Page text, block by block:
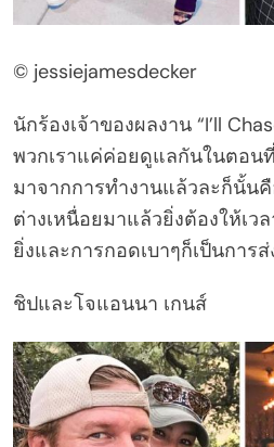
© jessiejamesdecker
นักร้องเจ้าของผลงาน “I’ll
พวกเราแค่ค่อยดูแลกันในตอน
มาจากการทำงานแล้วละก็นั้นคื
ต่างเหนื่อยมาแล้วยิ่งต้องให้เว
ยิ่งและการกอดเบาๆก็เป็นการ
ชิปและโจแอนนา เกนส์